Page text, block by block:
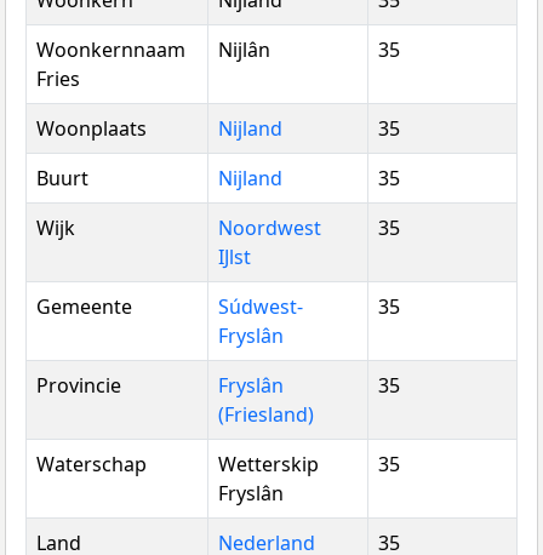
Woonkernnaam
Fries
Nijlân 35
Woonplaats Nijland
35
Buurt
Nijland
35
Wijk
Noordwest
IJlst
35
Gemeente
Súdwest-
Fryslân
35
Provincie
Fryslân
(Friesland)
35
Waterschap
Wetterskip
Fryslân
35
Land Nederland 35